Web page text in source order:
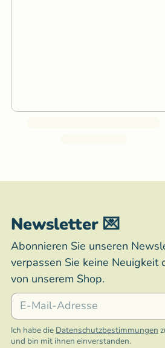
Newsletter 💌
Abonnieren Sie unseren
verpassen Sie keine Neuigkeit
von unserem Shop.
E-Mail
Ich habe die Datenschutzbestimmungen
und bin mit ihnen einverstanden.